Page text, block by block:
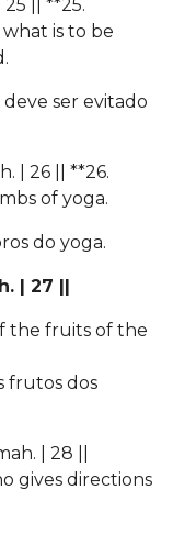
|| **25.
is to be
ser evitado
| 26 || **26.
of yoga.
do yoga.
| 27 ||
the fruits of the
frutos dos
| 28 ||
gives directions